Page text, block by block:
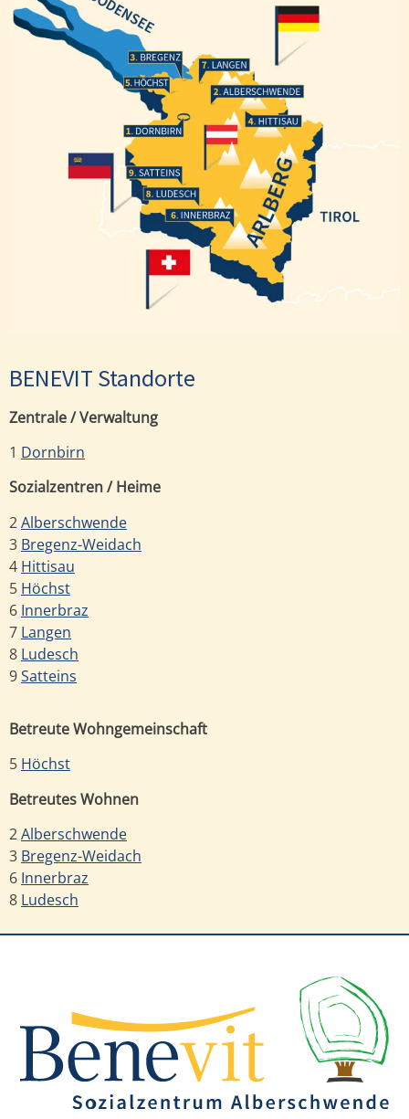
Dornbirn
Bregenz
Langen
Ludesch
Innerbraz
Alberschwende
Satteins
Höchst
BENEVIT Standorte
Zentrale / Verwaltung
1 Dornbirn
Sozialzentren / Heime
2Alberschwende
3 Bregenz-Weidach
4 Hittisau
5 Höchst
6 Innerbraz
7 Langen
8 Ludesch
9Satteins
Betreute Wohngemeinschaft
5 Höchst
Betreutes Wohnen
2Alberschwende
3 Bregenz-Weidach
6 Innerbraz
8 Ludesch